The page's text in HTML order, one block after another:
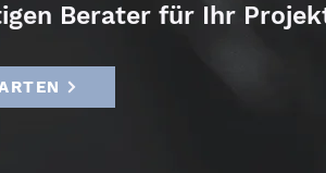
Berater für Ihr